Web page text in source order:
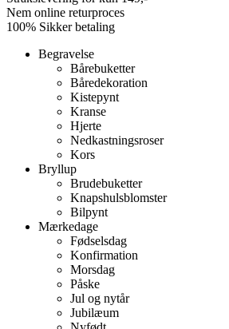
Nem online returproces
100% Sikker betaling
Begravelse
Bårebuketter
Båredekoration
Kistepynt
Kranse
Hjerte
Nedkastningsroser
Kors
Bryllup
Brudebuketter
Knapshulsblomster
Bilpynt
Mærkedage
Fødselsdag
Konfirmation
Morsdag
Påske
Jul og nytår
Jubilæum